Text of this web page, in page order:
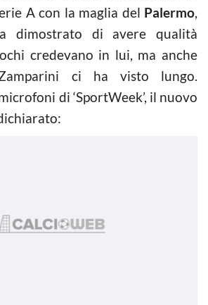
A con la maglia del Palermo,
dimostrato di avere qualità
credevano in lui, ma anche
ci ha visto lungo.
di ‘SportWeek’, il nuovo